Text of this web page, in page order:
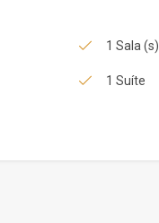
1 Sala (s)
1 Suíte